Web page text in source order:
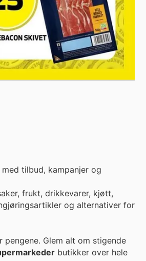
med tilbud, kampanjer og
frukt, drikkevarer, kjøtt,
og alternativer for
Glem alt om stigende
butikker over hele